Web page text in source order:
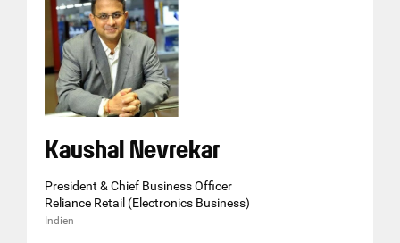
Kaushal Nevrekar
President & Chief Business Officer
Reliance Retail (Electronics Business)
Indien